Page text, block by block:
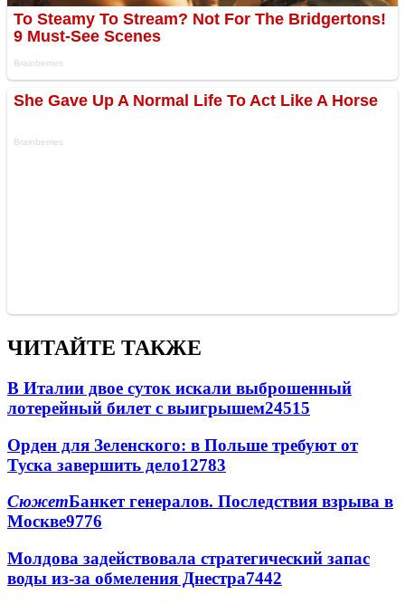
ЧИТАЙТЕ ТАКЖЕ
В Италии двое суток искали выброшенный
лотерейный билет с выигрышем24515
Орден для Зеленского: в Польше требуют от
Туска завершить дело12783
СюжетБанкет генералов. Последствия взрыва в
Москве9776
Молдова задействовала стратегический запас
воды из-за обмеления Днестра7442